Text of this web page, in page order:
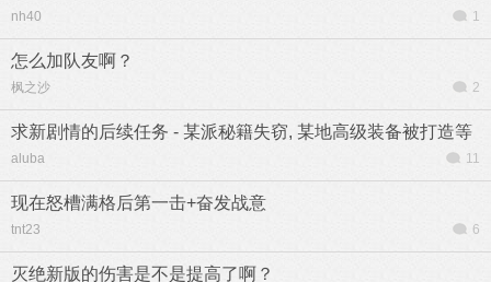
nh40 1
怎么加队友啊？
枫之沙 2
求新剧情的后续任务 - 某派秘籍失窃, 某地高级装备被打造等
aluba 11
现在怒槽满格后第一击+奋发战意
tnt23 6
灭绝新版的伤害是不是提高了啊？